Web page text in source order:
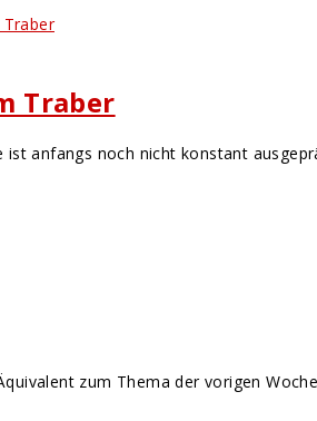
Traber
anfangs noch nicht konstant
zum Thema der vorigen